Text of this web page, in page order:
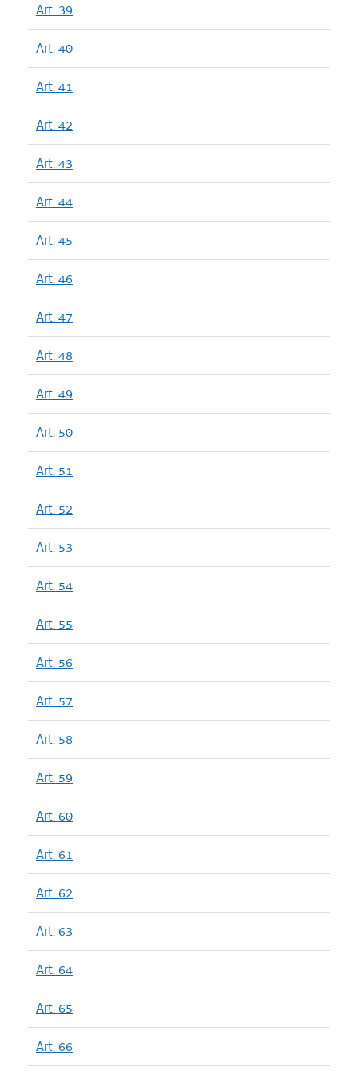
Art. 39
Art. 40
Art. 41
Art. 42
Art. 43
Art. 44
Art. 45
Art. 46
Art. 47
Art. 48
Art. 49
Art. 50
Art. 51
Art. 52
Art. 53
Art. 54
Art. 55
Art. 56
Art. 57
Art. 58
Art. 59
Art. 60
Art. 61
Art. 62
Art. 63
Art. 64
Art. 65
Art. 66